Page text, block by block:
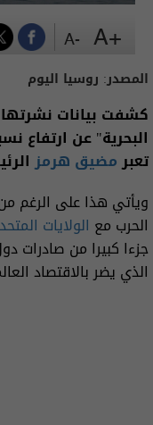
المصدر: روسيا اليوم
كشفت بيانات
البحرية" عن ارتفاع
تعبرمضيق هرمز
ويأتي هذا على الرغم من
الحرب مع الولايات
جزءا كبيرا من صادرات
الذي يضر بالاقتصاد
+A
-A